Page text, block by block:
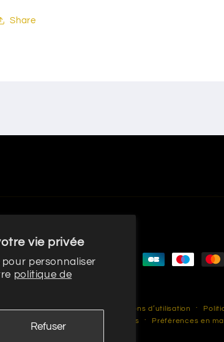
vie privée
personnaliser
politique de
Refuser
Share
Moyens
de remboursement Conditions d’utilisation
Coordonnées Préférences en